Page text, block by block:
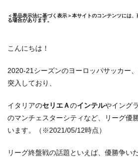
＜景品表示法に基づく表示＞本サイトのコンテンツには
る場合があります。
こんにちは！
2020-21シーズンのヨーロッパサッカー
突入しており、
イタリアのセリエＡのインテルやイング
のマンチェスターシティなど、リーグ優
います。（※2021/05/12時点）
リーグ終盤戦の話題といえば、優勝争い